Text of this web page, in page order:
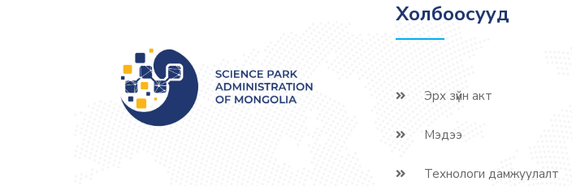
Холбоосууд
Эрх зүйн акт
Мэдээ
Технологи дамжуулалт